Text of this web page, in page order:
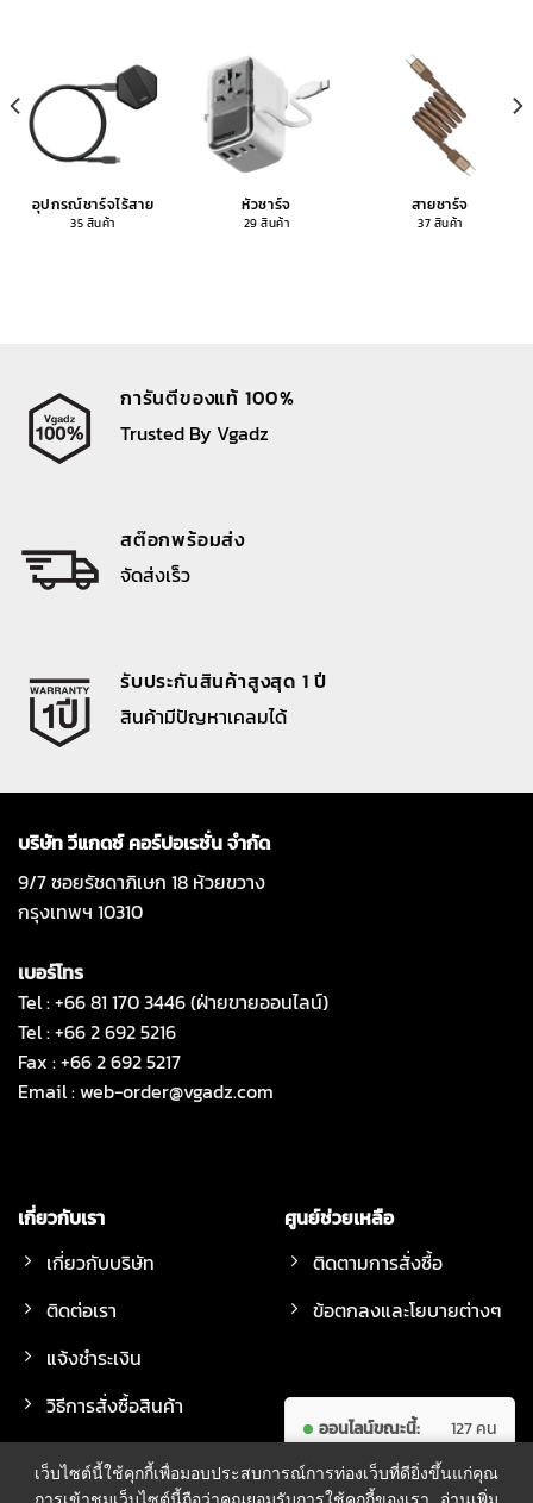
อุปกรณ์ชาร์จไร้สาย
35 สินค้า
หัวชาร์จ
29 สินค้า
สายชาร์จ
37 สินค้า
การันตีของแท้ 100%
Trusted By Vgadz
สต๊อกพร้อมส่ง
จัดส่งเร็ว
รับประกันสินค้าสูงสุด 1 ปี
สินค้ามีปัญหาเคลมได้
บริษัท วีแกดซ์ คอร์ปอเรชั่น จำกัด
9/7 ซอยรัชดาภิเษก 18 ห้วยขวาง
กรุงเทพฯ 10310
เบอร์โทร
Tel : +66 81 170 3446 (ฝ่ายขายออนไลน์)
Tel : +66 2 692 5216
Fax : +66 2 692 5217
Email :web-order@vgadz.com
เกี่ยวกับเรา
เกี่ยวกับบริษัท
ติดต่อเรา
แจ้งชำระเงิน
วิธีการสั่งซื้อสินค้า
ศูนย์ช่วยเหลือ
ติดตามการสั่งซื้อ
ข้อตกลงและโยบายต่างๆ
ออนไลน์ขณะนี้:
127 คน
ผู้เข้าชมทั้งหมด:
7,621,115 คน
เว็บไซต์นี้ใช้คุกกี้เพื่อมอบประสบการณ์การท่องเว็บที่ดียิ่งขึ้นแก่คุณ
การเข้าชมเว็บไซต์นี้ถือว่าคุณยอมรับการใช้คุกกี้ของเรา
อ่านเพิ่ม